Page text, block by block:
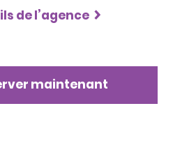
de l’agence
maintenant